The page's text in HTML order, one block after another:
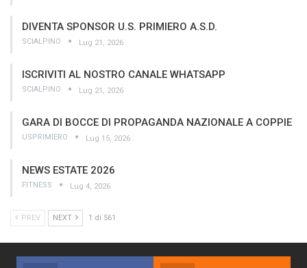
DIVENTA SPONSOR U.S. PRIMIERO A.S.D.
SCIALPINO Lug 21, 2026
ISCRIVITI AL NOSTRO CANALE WHATSAPP
SCIALPINO Lug 21, 2026
GARA DI BOCCE DI PROPAGANDA NAZIONALE A COPPIE
USPRIMIERO Lug 15, 2026
NEWS ESTATE 2026
FITNESS Lug 4, 2026
PREV NEXT 1 di 561